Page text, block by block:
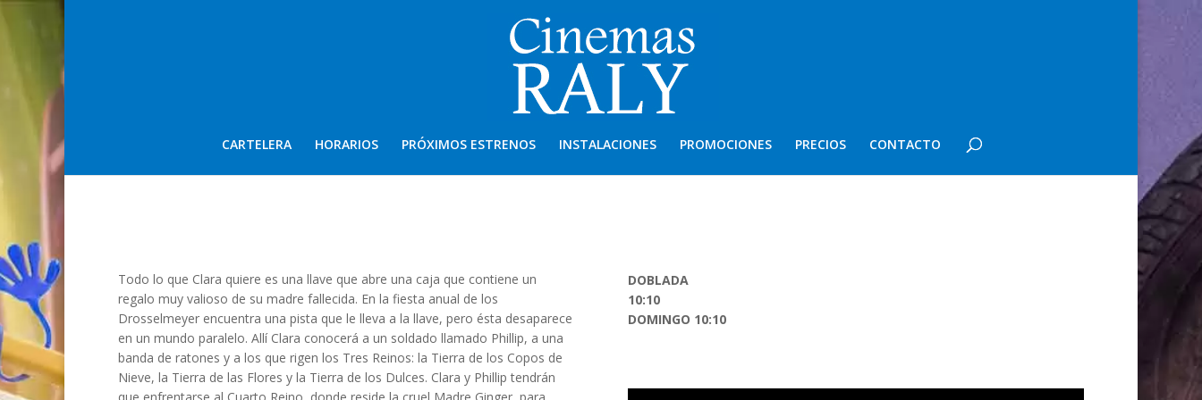
CARTELERA HORARIOS PRÓXIMOS ESTRENOS INSTALACIONES PROMOCIONES PRECIOS CONTACTO
Todo lo que Clara quiere es una llave que abre una caja que contiene un
regalo muy valioso de su madre fallecida. En la fiesta anual de los
Drosselmeyer encuentra una pista que le lleva a la llave, pero ésta desaparece
en un mundo paralelo. Allí Clara conocerá a un soldado llamado Phillip, a una
banda de ratones y a los que rigen los Tres Reinos: la Tierra de los Copos de
Nieve, la Tierra de las Flores y la Tierra de los Dulces. Clara y Phillip tendrán
que enfrentarse al Cuarto Reino, donde reside la cruel Madre Ginger, para
DOBLADA
10:10
DOMINGO 10:10